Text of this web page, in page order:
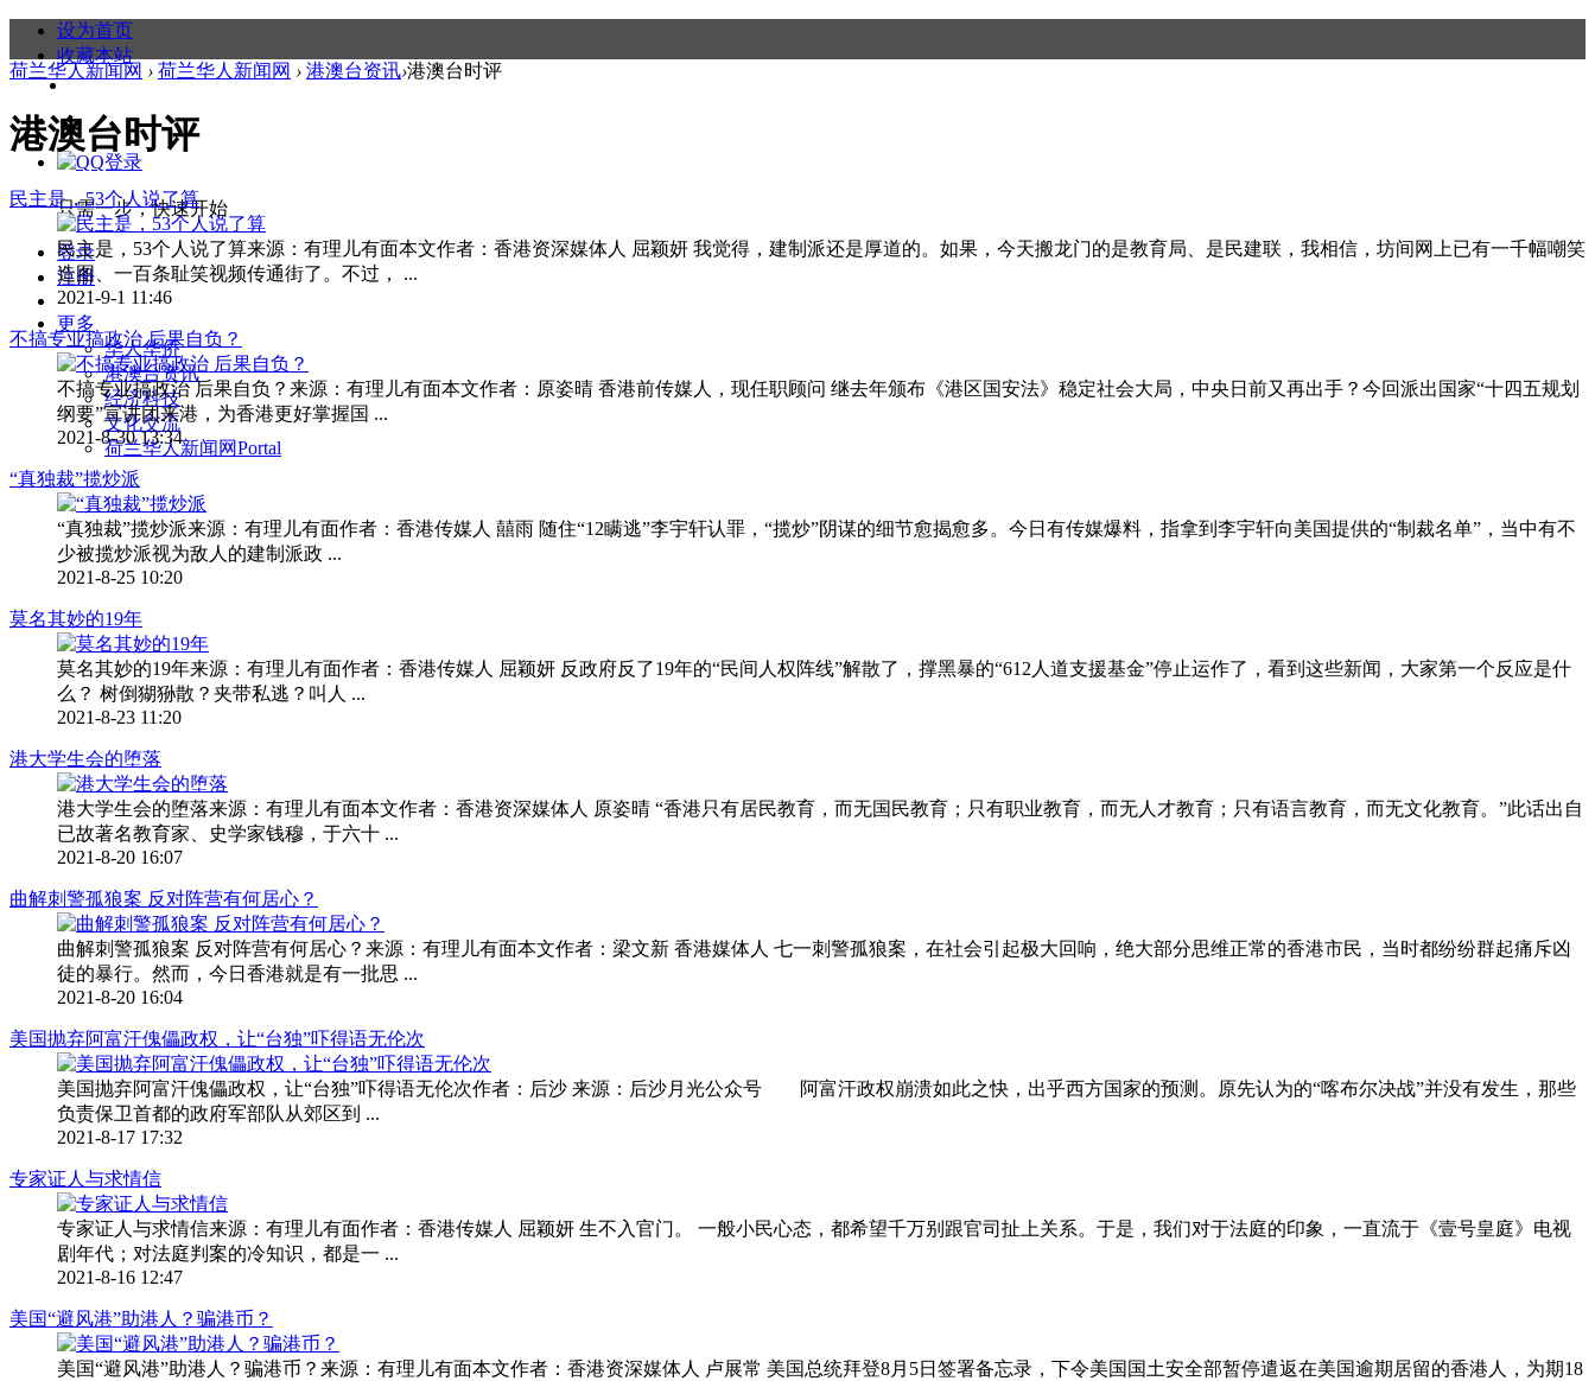
设为首页
收藏本站
只需一步，快速开始
登录
注册
更多
华人华侨
港澳台资讯
经济科技
文化交流
荷兰华人新闻网Portal
荷兰华人新闻网 › 荷兰华人新闻网 › 港澳台资讯›港澳台时评
港澳台时评
民主是，53个人说了算
民主是，53个人说了算来源：有理儿有面本文作者：香港资深媒体人 屈颖妍 我觉得，建制派还是厚道的。如果，今天搬龙门的是教育局、是民建联，我相信，坊间网上已有一千幅嘲笑
造图、一百条耻笑视频传通街了。不过， ...
2021-9-1 11:46
不搞专业搞政治 后果自负？
不搞专业搞政治 后果自负？来源：有理儿有面本文作者：原姿晴 香港前传媒人，现任职顾问 继去年颁布《港区国安法》稳定社会大局，中央日前又再出手？今回派出国家“十四五规划
纲要”宣讲团来港，为香港更好掌握国 ...
2021-8-30 13:34
“真独裁”揽炒派
“真独裁”揽炒派来源：有理儿有面作者：香港传媒人 囍雨 随住“12瞒逃”李宇轩认罪，“揽炒”阴谋的细节愈揭愈多。今日有传媒爆料，指拿到李宇轩向美国提供的“制裁名单”，当中有不
少被揽炒派视为敌人的建制派政 ...
2021-8-25 10:20
莫名其妙的19年
莫名其妙的19年来源：有理儿有面作者：香港传媒人 屈颖妍 反政府反了19年的“民间人权阵线”解散了，撑黑暴的“612人道支援基金”停止运作了，看到这些新闻，大家第一个反应是什
么？ 树倒猢狲散？夹带私逃？叫人 ...
2021-8-23 11:20
港大学生会的堕落
港大学生会的堕落来源：有理儿有面本文作者：香港资深媒体人 原姿晴 “香港只有居民教育，而无国民教育；只有职业教育，而无人才教育；只有语言教育，而无文化教育。”此话出自
已故著名教育家、史学家钱穆，于六十 ...
2021-8-20 16:07
曲解刺警孤狼案 反对阵营有何居心？
曲解刺警孤狼案 反对阵营有何居心？来源：有理儿有面本文作者：梁文新 香港媒体人 七一刺警孤狼案，在社会引起极大回响，绝大部分思维正常的香港市民，当时都纷纷群起痛斥凶
徒的暴行。然而，今日香港就是有一批思 ...
2021-8-20 16:04
美国抛弃阿富汗傀儡政权，让“台独”吓得语无伦次
美国抛弃阿富汗傀儡政权，让“台独”吓得语无伦次作者：后沙 来源：后沙月光公众号 阿富汗政权崩溃如此之快，出乎西方国家的预测。原先认为的“喀布尔决战”并没有发生，那些
负责保卫首都的政府军部队从郊区到 ...
2021-8-17 17:32
专家证人与求情信
专家证人与求情信来源：有理儿有面作者：香港传媒人 屈颖妍 生不入官门。 一般小民心态，都希望千万别跟官司扯上关系。于是，我们对于法庭的印象，一直流于《壹号皇庭》电视
剧年代；对法庭判案的冷知识，都是一 ...
2021-8-16 12:47
美国“避风港”助港人？骗港币？
美国“避风港”助港人？骗港币？来源：有理儿有面本文作者：香港资深媒体人 卢展常 美国总统拜登8月5日签署备忘录，下令美国国土安全部暂停遣返在美国逾期居留的香港人，为期18